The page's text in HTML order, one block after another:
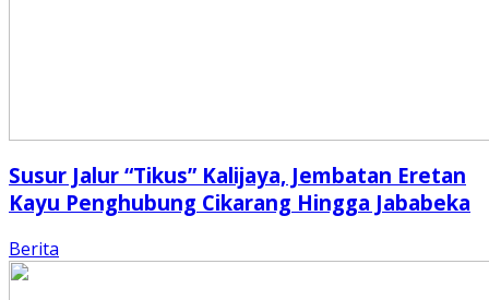
Susur Jalur “Tikus” Kalijaya, Jembatan Eretan
Kayu Penghubung Cikarang Hingga Jababeka
Berita